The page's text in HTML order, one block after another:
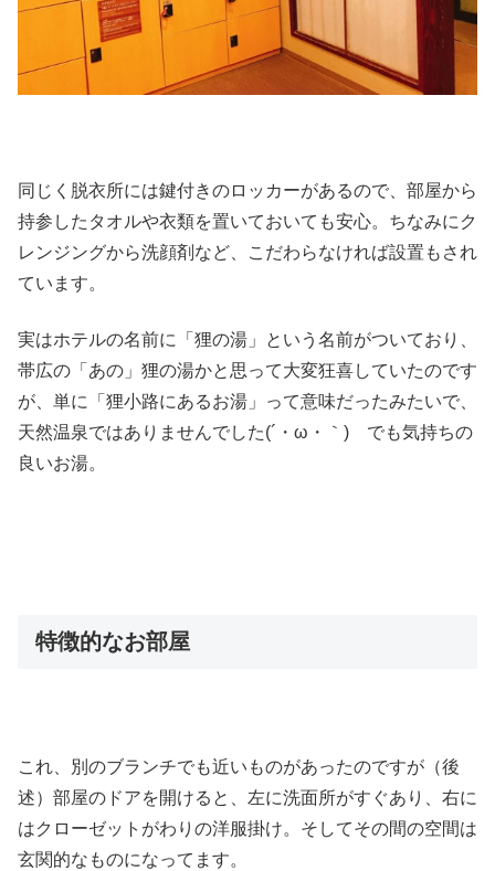
同じく脱衣所には鍵付きのロッカーがあるので、部屋から
持参したタオルや衣類を置いておいても安心。ちなみにク
レンジングから洗顔剤など、こだわらなければ設置もされ
ています。
実はホテルの名前に「狸の湯」という名前がついており、
帯広の「あの」狸の湯かと思って大変狂喜していたのです
が、単に「狸小路にあるお湯」って意味だったみたいで、
天然温泉ではありませんでした(´・ω・｀) でも気持ちの
良いお湯。
特徴的なお部屋
これ、別のブランチでも近いものがあったのですが（後
述）部屋のドアを開けると、左に洗面所がすぐあり、右に
はクローゼットがわりの洋服掛け。そしてその間の空間は
玄関的なものになってます。